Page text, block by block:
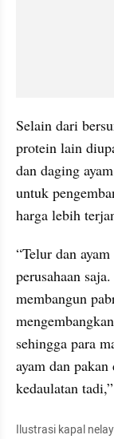
Selain dari
protein lain
dan daging
untuk
harga lebih
“Telur dan
perusahaan
membangun
sehingga para
ayam dan
kedaulatan
Ilustrasi kapal